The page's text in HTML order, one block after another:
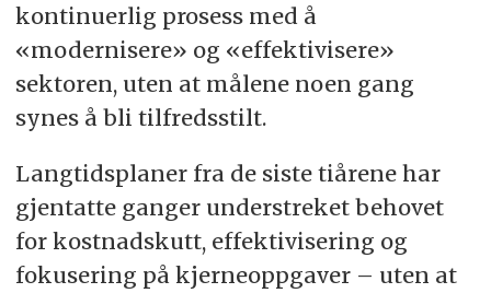
kontinuerlig prosess med å
«modernisere» og «effektivisere»
sektoren, uten at målene noen gang
synes å bli tilfredsstilt.
Langtidsplaner fra de siste tiårene har
gjentatte ganger understreket behovet
for kostnadskutt, effektivisering og
fokusering på kjerneoppgaver – uten at